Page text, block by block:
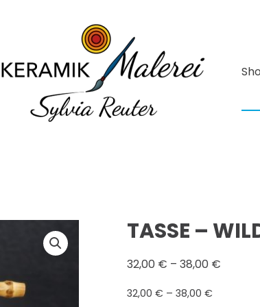
TASSE –
32,00 € – 38,00 €
32,00 € – 38,00 €